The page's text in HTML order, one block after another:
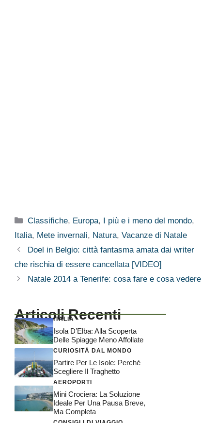
Categorie
Classifiche, Europa, I più e i meno del mondo,
Italia, Mete invernali, Natura, Vacanze di Natale
Doel in Belgio: città fantasma amata dai writer
che rischia di essere cancellata [VIDEO]
Natale 2014 a Tenerife: cosa fare e cosa vedere
Articoli Recenti
ITALIA
Isola D’Elba: Alla Scoperta
Delle Spiagge Meno Affollate
CURIOSITÀ DAL MONDO
Partire Per Le Isole: Perché
Scegliere Il Traghetto
AEROPORTI
Mini Crociera: La Soluzione
Ideale Per Una Pausa Breve,
Ma Completa